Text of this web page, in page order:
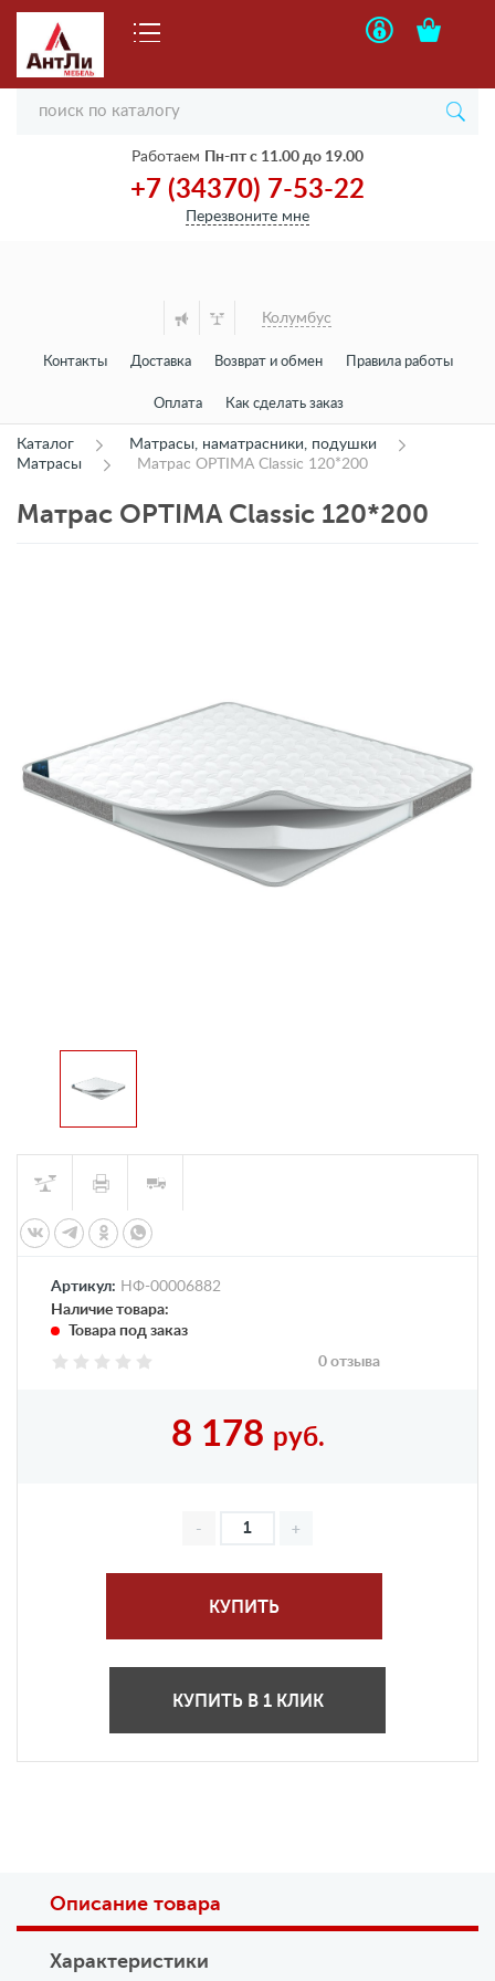
Работаем Пн-пт с 11.00 до 19.00
+7 (34370) 7-53-22
Перезвоните мне
Колумбус
Контакты Доставка Возврат и обмен Правила работы
Оплата Как сделать заказ
Каталог
Матрасы, наматрасники, подушки
Матрасы
Матрас OPTIMA Classic 120*200
Матрас OPTIMA Classic 120*200
Артикул: НФ-00006882
Наличие товара:
Товара под заказ
0 отзыва
8 178 руб.
КУПИТЬ
КУПИТЬ В 1 КЛИК
Описание товара
Характеристики